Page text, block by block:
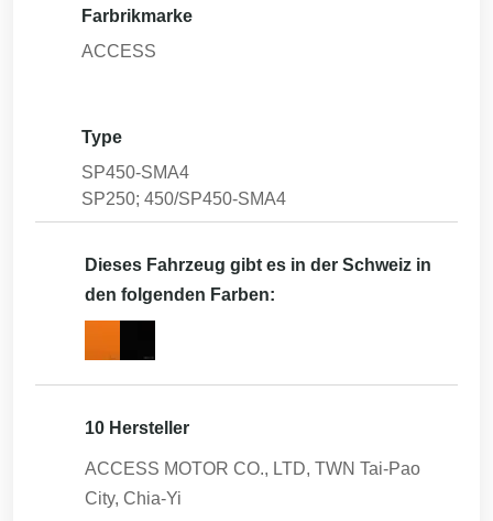
Farbrikmarke
ACCESS
Type
SP450-SMA4
SP250; 450/SP450-SMA4
Dieses Fahrzeug gibt es in der Schweiz in
den folgenden Farben:
10 Hersteller
ACCESS MOTOR CO., LTD, TWN Tai-Pao
City, Chia-Yi